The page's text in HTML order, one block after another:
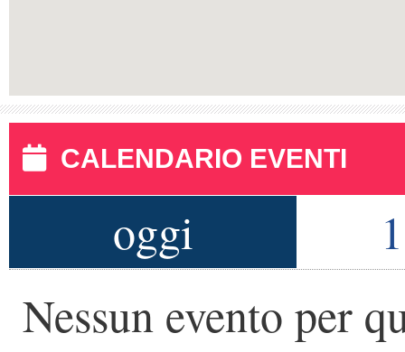
CALENDARIO EVENTI
oggi
Nessun evento per